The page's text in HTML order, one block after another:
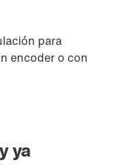
ya
para
encoder o con